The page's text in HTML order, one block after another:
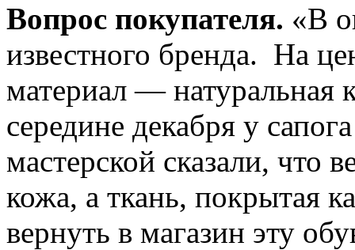
Вопрос покупателя. «В
известного бренда. На
материал —
середине декабря у
мастерской сказали, что
кожа, а ткань, покрытая
вернуть в магазин эту